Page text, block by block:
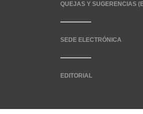
QUEJAS Y SUGERENCIAS
SEDE ELECTRÓNICA
EDITORIAL